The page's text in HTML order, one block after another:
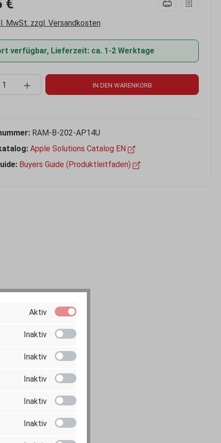
€
MwSt. zzgl. Versandkosten
verfügbar, Lieferzeit: ca. 1-2 Werktage
Anzahl: Gib den gewünschten Wert
IN DEN WARENKORB
RAM-B-202-AP14U
Apple Solutions Catalog EN
Buyers Guide (Produktleitfaden)
Aktiv
Inaktiv
Inaktiv
Inaktiv
Inaktiv
Inaktiv